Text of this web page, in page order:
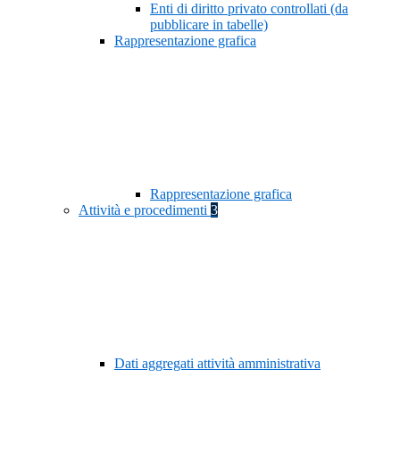
Enti di diritto privato controllati (da
pubblicare in tabelle)
Rappresentazione grafica
Rappresentazione grafica
Attività e procedimenti 3
Dati aggregati attività amministrativa